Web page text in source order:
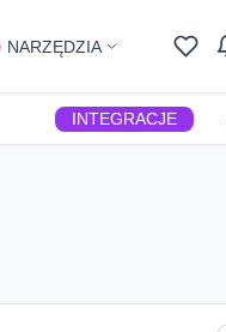
NARZĘDZIA
INTEGRACJE